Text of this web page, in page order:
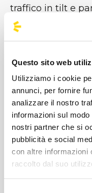
Questo sito web
Utilizziamo i cookie
annunci, per fornire
analizzare il nostro
informazioni sul
nostri partner che si
pubblicità e social
con altre informazioni
raccolto dal suo
traffico in tilt e
servizio bus di
logistica in un
Ingresso
direttamente
passi dai
lunghe code in
Ovest o le
Rientro
Gracie
intenso. Al